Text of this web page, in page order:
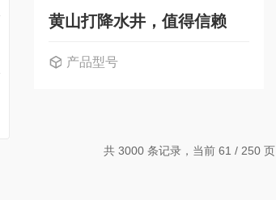
黄山打降水井，值得信赖
产品型号
共 3000 条记录，当前 61 / 250 页